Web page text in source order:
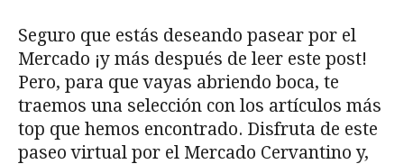
Seguro que estás deseando pasear por el
Mercado ¡y más después de leer este post!
Pero, para que vayas abriendo boca, te
traemos una selección con los artículos más
top que hemos encontrado. Disfruta de este
paseo virtual por el Mercado Cervantino y,